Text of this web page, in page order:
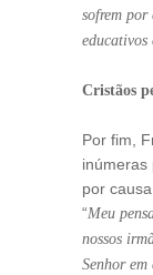
sofrem por
educativos
Cristãos
Por fim,
inúmeras
por
“Meu
nossos
Senhor